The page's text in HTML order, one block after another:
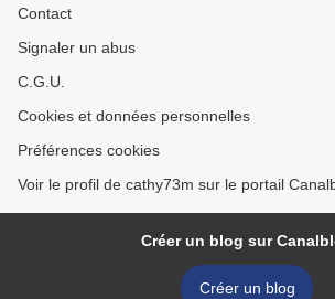
Contact
Signaler un abus
C.G.U.
Cookies et données personnelles
Préférences cookies
Voir le profil de cathy73m sur le portail
Créer un blog sur
Créer un blog